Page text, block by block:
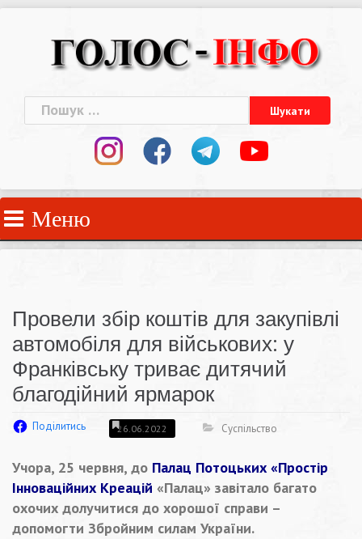
Пошук:
Меню
Провели збір коштів для закупівлі
автомобіля для військових: у
Франківську триває дитячий
благодійний ярмарок
Поділитись 26.06.2022 Суспільство
Учора, 25 червня, до Палац Потоцьких «Простір
Інноваційних Креацій «Палац» завітало багато
охочих долучитися до хорошої справи –
допомогти Збройним силам України.